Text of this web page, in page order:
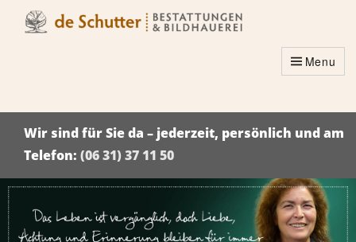
Menu
Wir sind für Sie da – jederzeit, persönlich und am
Telefon: (06 31) 37 11 50